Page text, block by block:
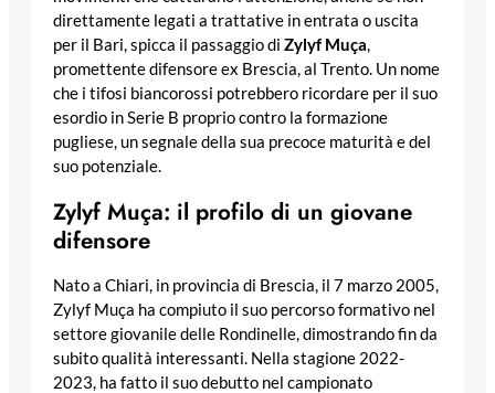
direttamente legati a trattative in entrata o uscita
per il Bari, spicca il passaggio di Zylyf Muça,
promettente difensore ex Brescia, al Trento. Un nome
che i tifosi biancorossi potrebbero ricordare per il suo
esordio in Serie B proprio contro la formazione
pugliese, un segnale della sua precoce maturità e del
suo potenziale.
Zylyf Muça: il profilo di un giovane
difensore
Nato a Chiari, in provincia di Brescia, il 7 marzo 2005,
Zylyf Muça ha compiuto il suo percorso formativo nel
settore giovanile delle Rondinelle, dimostrando fin da
subito qualità interessanti. Nella stagione 2022-
2023, ha fatto il suo debutto nel campionato